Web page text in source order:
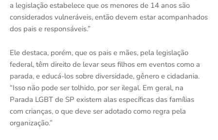
a legislação estabelece que os menores de 14 anos são
considerados vulneráveis, então devem estar acompanhados
dos pais e responsáveis.”
Ele destaca, porém, que os pais e mães, pela legislação
federal, têm direito de levar seus filhos em eventos como a
parada, e educá-los sobre diversidade, gênero e cidadania.
“Isso não pode ser tolhido, por ser ilegal. Em geral, na
Parada LGBT de SP existem alas específicas das famílias
com crianças, o que deve ser adotado como regra pela
organização.”